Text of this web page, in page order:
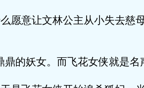
愿意让文林公主从小失去慈
的妖女。而飞花女侠就是名